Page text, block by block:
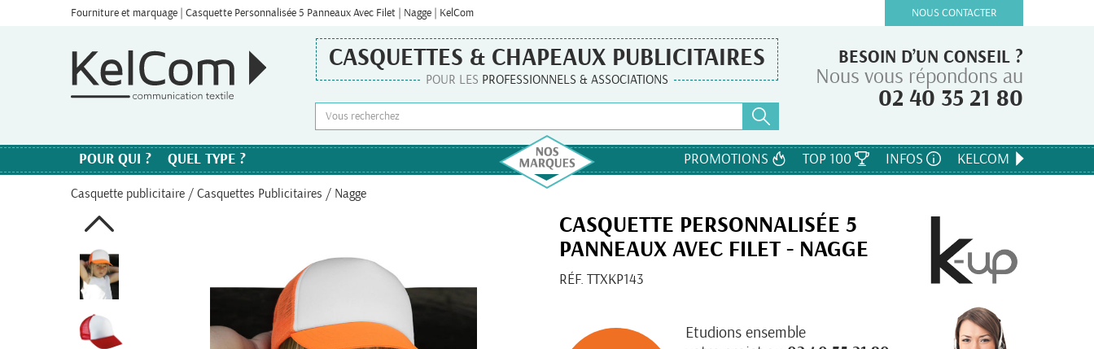
Fourniture et marquage | Casquette Personnalisée 5 Panneaux Avec Filet | Nagge | KelCom NOUS CONTACTER
BESOIN D’UN CONSEIL ?
Nous vous répondons au
02 40 35 21 80
CASQUETTES & CHAPEAUX PUBLICITAIRES
POUR LES PROFESSIONNELS & ASSOCIATIONS
POUR QUI ? QUEL TYPE ? PROMOTIONS TOP 100 INFOS KELCOM
Casquette publicitaire / Casquettes Publicitaires / Nagge
CASQUETTE PERSONNALISÉE 5
PANNEAUX AVEC FILET - NAGGE
RÉF. TTXKP143
Etudions ensemble